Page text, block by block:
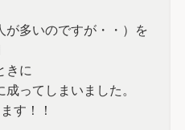
が多いのですが・・）を
きに
ってしまいました。
す！！